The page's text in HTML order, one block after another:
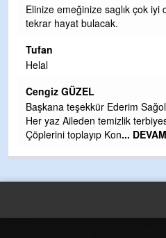
Halil Aydın
Birol Şahin ülke hizmetine
değiştirmeden küsmeden yunus
Çırak ustasından öğrenir
Yalçını tebrik ediyorum.
CEVDET YILMAZ
TARAFINDAN BAŞLATILDI,